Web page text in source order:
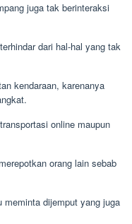
juga tak berinteraksi
dari hal-hal yang tak
kendaraan, karenanya
online maupun
orang lain sebab
dijemput yang juga